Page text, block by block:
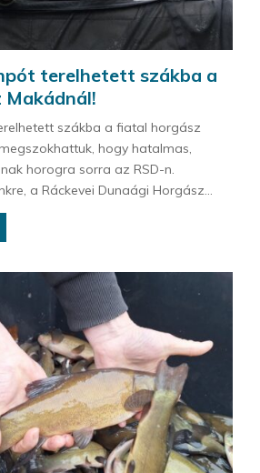
terelhetett szákba a
szákba a fiatal horgász
hogy hatalmas,
horogra sorra az RSD-n.
a Ráckevei Dunaági Horgász...